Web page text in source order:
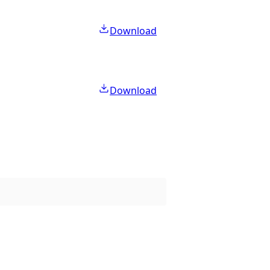
Download
Download